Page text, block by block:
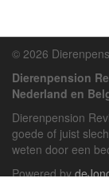
© 2026
Dierenpension
Nederland en
Dierenpension
goede of juist
weten door een
Powered by